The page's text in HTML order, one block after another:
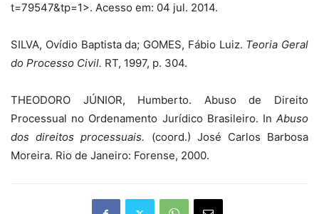
t=79547&tp=1>. Acesso em: 04 jul. 2014.
SILVA, Ovídio Baptista da; GOMES, Fábio Luiz. Teoria Geral
do Processo Civil. RT, 1997, p. 304.
THEODORO JÚNIOR, Humberto. Abuso de Direito
Processual no Ordenamento Jurídico Brasileiro. In Abuso
dos direitos processuais. (coord.) José Carlos Barbosa
Moreira. Rio de Janeiro: Forense, 2000.